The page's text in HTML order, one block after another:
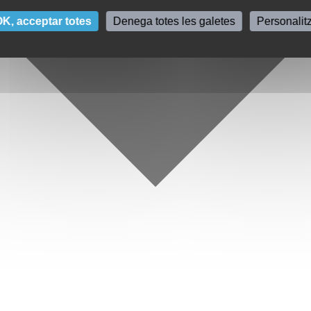
acceptar totes Denega totes les galetes